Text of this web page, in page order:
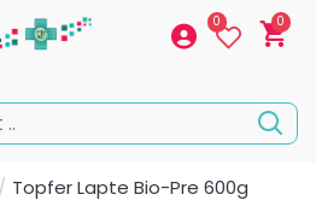
0 0
Topfer Lapte Bio-Pre 600g